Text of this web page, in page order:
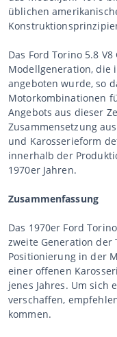
üblichen
Das Ford Torino 5.8
Modellgeneration, die
angeboten wurde, so
Motorkombinationen
Angebots aus dieser
Zusammensetzung
und Karosserieform
innerhalb der
1970er Jahren.
Zusammenfassung
Das 1970er Ford
zweite Generation der
Positionierung in der
einer offenen
jenes Jahres. Um sich
verschaffen,
kommen.